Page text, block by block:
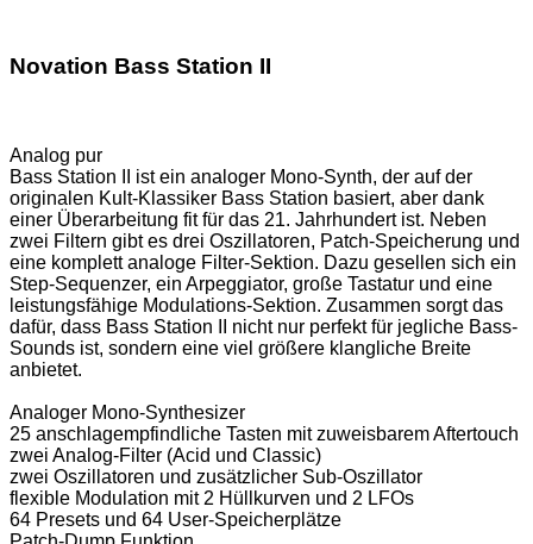
Novation Bass Station II
Analog pur
Bass Station II ist ein analoger Mono-Synth, der auf der
originalen Kult-Klassiker Bass Station basiert, aber dank
einer Überarbeitung fit für das 21. Jahrhundert ist. Neben
zwei Filtern gibt es drei Oszillatoren, Patch-Speicherung und
eine komplett analoge Filter-Sektion. Dazu gesellen sich ein
Step-Sequenzer, ein Arpeggiator, große Tastatur und eine
leistungsfähige Modulations-Sektion. Zusammen sorgt das
dafür, dass Bass Station II nicht nur perfekt für jegliche Bass-
Sounds ist, sondern eine viel größere klangliche Breite
anbietet.
Analoger Mono-Synthesizer
25 anschlagempfindliche Tasten mit zuweisbarem Aftertouch
zwei Analog-Filter (Acid und Classic)
zwei Oszillatoren und zusätzlicher Sub-Oszillator
flexible Modulation mit 2 Hüllkurven und 2 LFOs
64 Presets und 64 User-Speicherplätze